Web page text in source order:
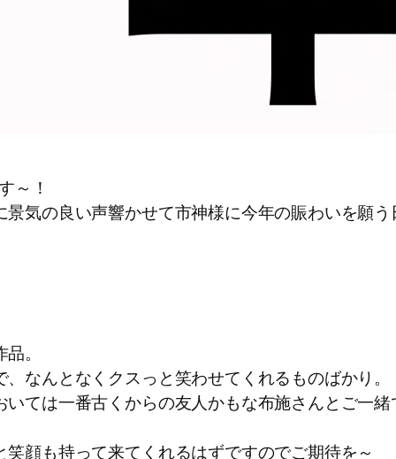
～！
気の良い声響かせて市神様に今年の賑わいを願う
。
なんとなくクスっと笑わせてくれるものばかり。
ては一番古くからの友人かもな布施さんとご一
顔も持って来てくれるはずですのでご期待を～